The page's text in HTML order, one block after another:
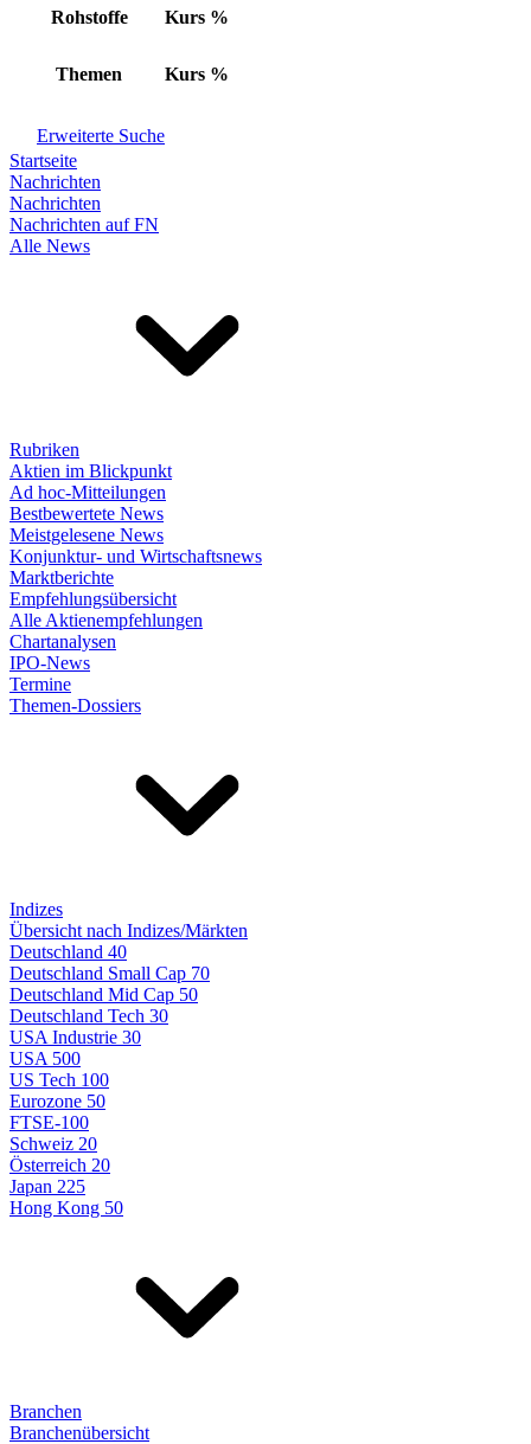
Rohstoffe Kurs %
Themen Kurs %
Erweiterte Suche
Startseite
Nachrichten
Nachrichten
Nachrichten auf FN
Alle News
Rubriken
Aktien im Blickpunkt
Ad hoc-Mitteilungen
Bestbewertete News
Meistgelesene News
Konjunktur- und Wirtschaftsnews
Marktberichte
Empfehlungsübersicht
Alle Aktienempfehlungen
Chartanalysen
IPO-News
Termine
Themen-Dossiers
Indizes
Übersicht nach Indizes/Märkten
Deutschland 40
Deutschland Small Cap 70
Deutschland Mid Cap 50
Deutschland Tech 30
USA Industrie 30
USA 500
US Tech 100
Eurozone 50
FTSE-100
Schweiz 20
Österreich 20
Japan 225
Hong Kong 50
Branchen
Branchenübersicht